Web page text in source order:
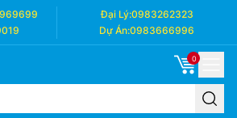
Đại Lý:0983262323
Dự Án:0983666996
0